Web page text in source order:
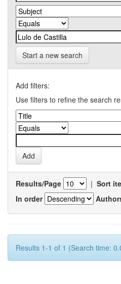
Start a new search
Add filters:
Use filters to refine the search
Results/Page | Sort
In order
Results 1-1 of 1 (Search time: